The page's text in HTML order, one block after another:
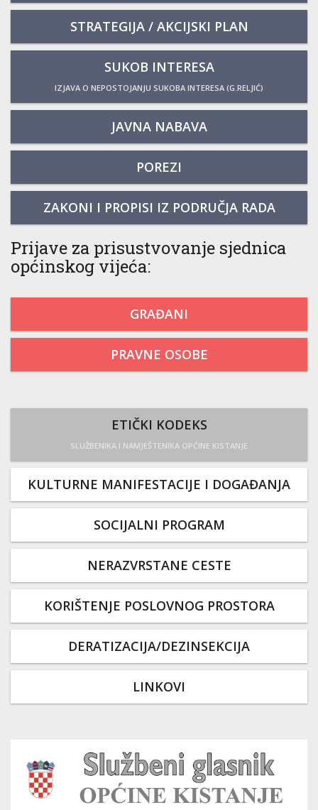
STRATEGIJA / AKCIJSKI PLAN
SUKOB INTERESA
IZJAVA O NEPOSTOJANJU SUKOBA INTERESA (G.RELJIĆ)
JAVNA NABAVA
POREZI
ZAKONI I PROPISI IZ PODRUČJA RADA
Prijave za prisustvovanje sjednica
općinskog vijeća:
GRAĐANI
PRAVNE OSOBE
ETIČKI KODEKS
SLUŽBENIKA I NAMJEŠTENIKA OPĆINE KISTANJE
KULTURNE MANIFESTACIJE I DOGAĐANJA
SOCIJALNI PROGRAM
NERAZVRSTANE CESTE
KORIŠTENJE POSLOVNOG PROSTORA
DERATIZACIJA/DEZINSEKCIJA
LINKOVI